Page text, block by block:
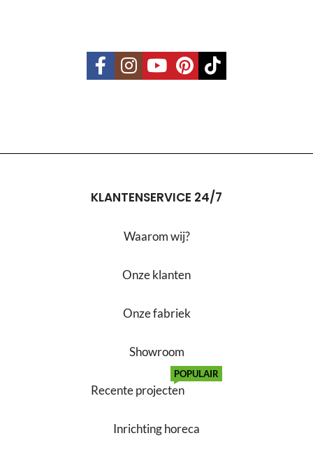
KLANTENSERVICE 24/7
Waarom wij?
Onze klanten
Onze fabriek
Showroom
Recente projecten
POPULAIR
Inrichting horeca